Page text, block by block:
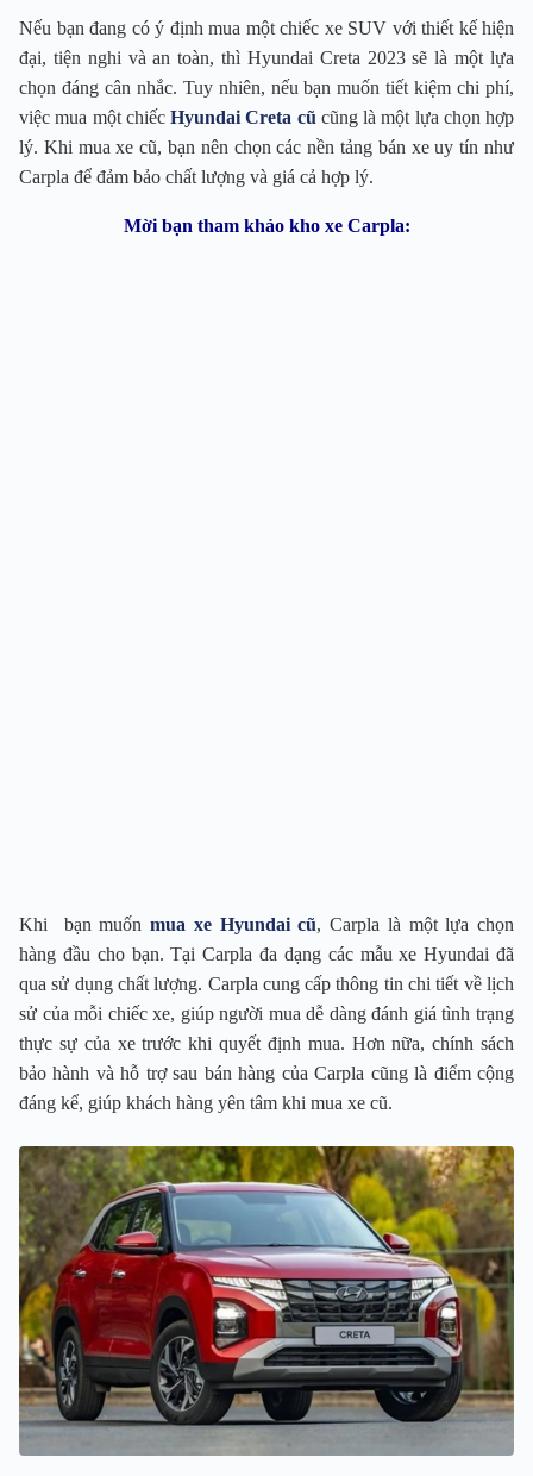
Nếu bạn đang có ý định mua một chiếc xe SUV với thiết kế hiện
đại, tiện nghi và an toàn, thì Hyundai Creta 2023 sẽ là một lựa
chọn đáng cân nhắc. Tuy nhiên, nếu bạn muốn tiết kiệm chi phí,
việc mua một chiếc Hyundai Creta cũ cũng là một lựa chọn hợp
lý. Khi mua xe cũ, bạn nên chọn các nền tảng bán xe uy tín như
Carpla để đảm bảo chất lượng và giá cả hợp lý.
Mời bạn tham khảo kho xe Carpla:
Khi bạn muốn mua xe Hyundai cũ, Carpla là một lựa chọn
hàng đầu cho bạn. Tại Carpla đa dạng các mẫu xe Hyundai đã
qua sử dụng chất lượng. Carpla cung cấp thông tin chi tiết về lịch
sử của mỗi chiếc xe, giúp người mua dễ dàng đánh giá tình trạng
thực sự của xe trước khi quyết định mua. Hơn nữa, chính sách
bảo hành và hỗ trợ sau bán hàng của Carpla cũng là điểm cộng
đáng kể, giúp khách hàng yên tâm khi mua xe cũ.